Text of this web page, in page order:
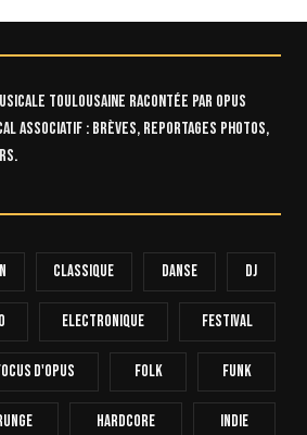
toulousaine racontée par OPUS
associatif : brèves, reportages photos,
Classique Danse Dj
Electronique FESTIVAL
D'Opus Folk Funk
Hardcore INDIE